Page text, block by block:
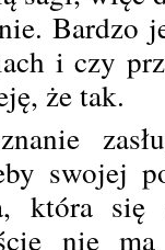
Bardzo
i czy
że tak.
swojej
która się
nie